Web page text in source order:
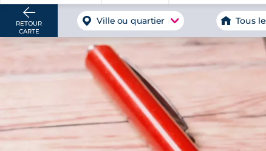
RETOUR
CARTE
Ville ou quartier Tous